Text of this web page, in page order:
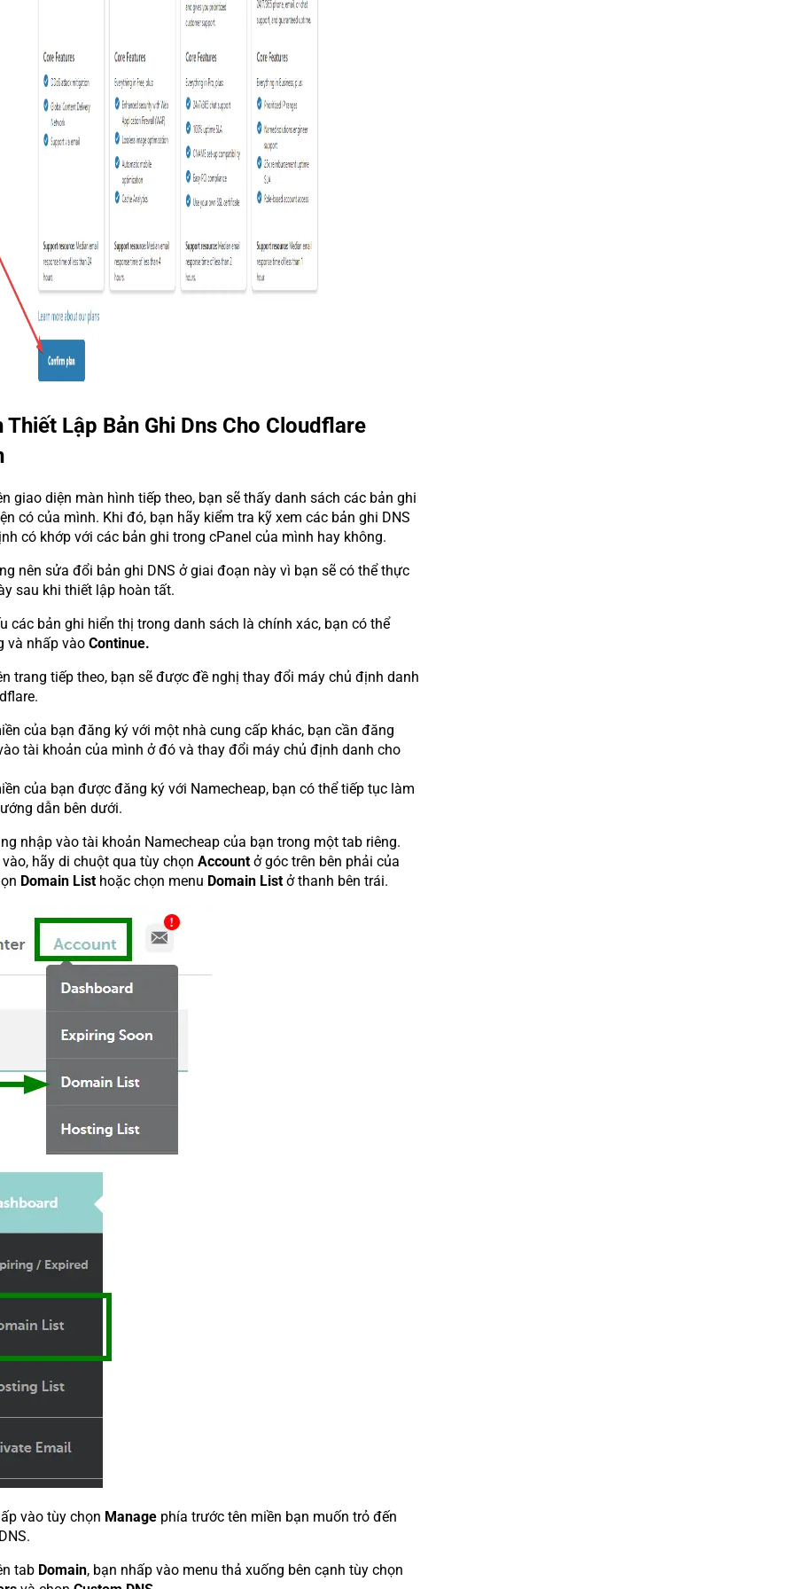
Thiết Lập Bản Ghi Dns Cho Cloudflare
giao diện màn hình tiếp theo, bạn sẽ thấy danh sách các bản ghi
có của mình. Khi đó, bạn hãy kiểm tra kỹ xem các bản ghi DNS
có khớp với các bản ghi trong cPanel của mình hay không.
nên sửa đổi bản ghi DNS ở giai đoạn này vì bạn sẽ có thể thực
sau khi thiết lập hoàn tất.
các bản ghi hiển thị trong danh sách là chính xác, bạn có thể
và nhấp vào Continue.
trang tiếp theo, bạn sẽ được đề nghị thay đổi máy chủ định danh
của bạn đăng ký với một nhà cung cấp khác, bạn cần đăng
tài khoản của mình ở đó và thay đổi máy chủ định danh cho
của bạn được đăng ký với Namecheap, bạn có thể tiếp tục làm
dẫn bên dưới.
nhập vào tài khoản Namecheap của bạn trong một tab riêng.
hãy di chuột qua tùy chọn Accountở góc trên bên phải của
Domain Listhoặc chọn menu Domain Listở thanh bên trái.
vào tùy chọn Manage phía trước tên miền bạn muốn trỏ đến
tab Domain, bạn nhấp vào menu thả xuống bên cạnh tùy chọn